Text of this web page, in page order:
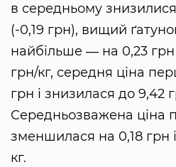
в середньому
(-0,19 грн), вищий
найбільше ― на 0,23 грн
грн/кг, середня ціна
грн і знизилася до 9,42
Середньозважена ціна
зменшилася на 0,18 грн
кг.